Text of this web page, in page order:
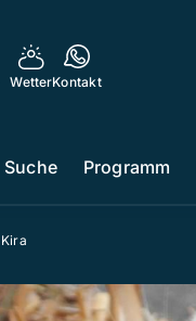
WetterKontakt
Suche Programm
Kira